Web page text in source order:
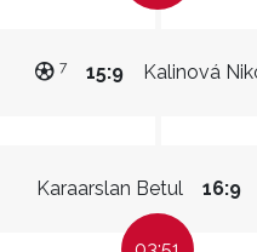
Kalinová
15:9
7
Karaarslan Betul 16:9